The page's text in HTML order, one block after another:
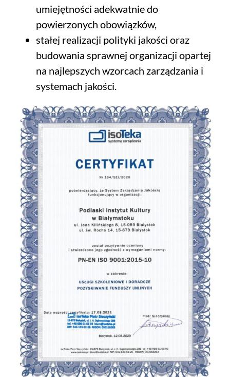
umiejętności adekwatnie do
powierzonych obowiązków,
stałej realizacji polityki jakości oraz
budowania sprawnej organizacji opartej
na najlepszych wzorcach zarządzania i
systemach jakości.